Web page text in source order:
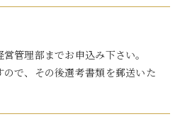
管理部までお申込み下さい。
で、その後選考書類を郵送いた